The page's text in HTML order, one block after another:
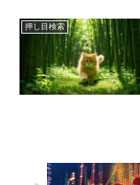
押し目検索